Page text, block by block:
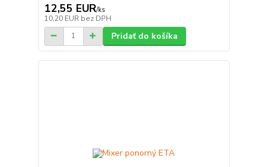
12,55 EUR/ks
10,20 EUR bez DPH
Pridať do košíka